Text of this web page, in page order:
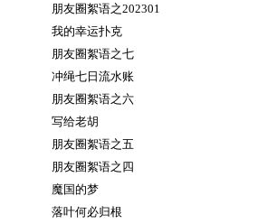
朋友圈絮语之202301
我的幸运扑克
朋友圈絮语之七
冲绳七日流水账
朋友圈絮语之六
写给老胡
朋友圈絮语之五
朋友圈絮语之四
魔国的梦
落叶何必归根